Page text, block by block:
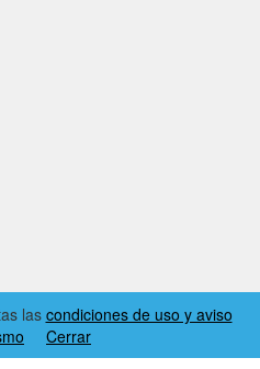
las condiciones de uso y aviso
Cerrar